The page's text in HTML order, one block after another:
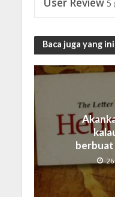
5 (
Baca juga yang ini
berbuat